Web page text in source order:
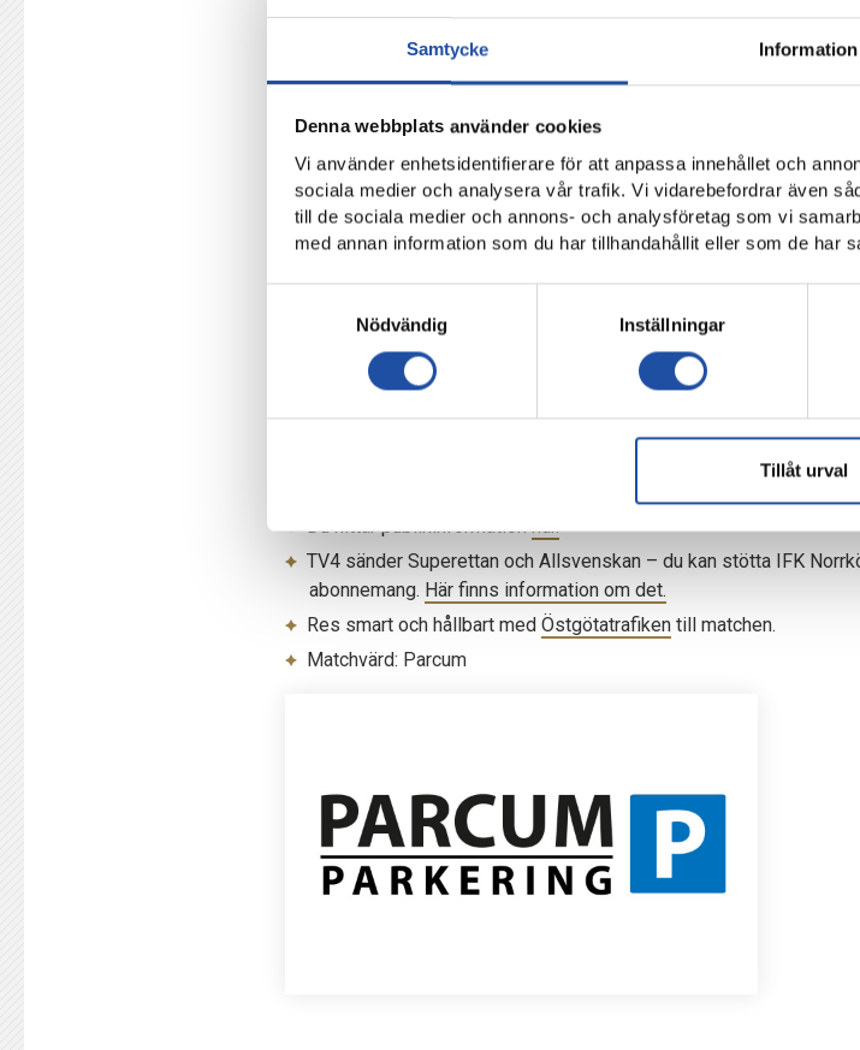
Samtycke Information
Denna webbplats använder cookies
Vi använder enhetsidentifierare för att anpassa innehållet och
sociala medier och analysera vår trafik. Vi vidarebefordrar även
till de sociala medier och annons- och analysföretag som vi
med annan information som du har tillhandahållit eller som de har
Nödvändig
Inställningar
Tillåt urval
Det har gett resultat, men det är inte slut. Det är långt kvar.
Livet är lite lättare i takt med framgångarna.
Det blir alltid lite lättare med bra resultat, men vi har också jäkligt
kommer ifrån att vi gör rätt saker i försvarsspelet och att vi jobbar
Publiken och supportrarna har slutit upp på resan med ett stort stöd
Vad vill du säga till fansen här och nu inför Norrby?
Låt oss göra en fantastisk avslutning tillsammans inför uppehållet.
IFK Norrköping-Norrby i omgång 14 i Superettan, söndagen
Du hittar publikinformationhär.
TV4 sänder Superettan och Allsvenskan – du kan stötta IFK
abonnemang. Här finns information om det.
Res smart och hållbart med Östgötatrafikentill matchen.
Matchvärd: Parcum